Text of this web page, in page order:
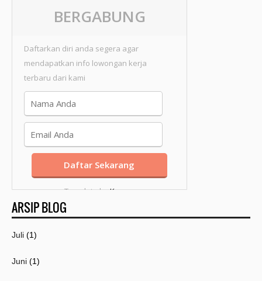
BERGABUNG
Daftarkan diri anda segera agar
mendapatkan info lowongan kerja
terbaru dari kami
Template byKang
Mousir
ARSIP BLOG
Juli (1)
Juni (1)